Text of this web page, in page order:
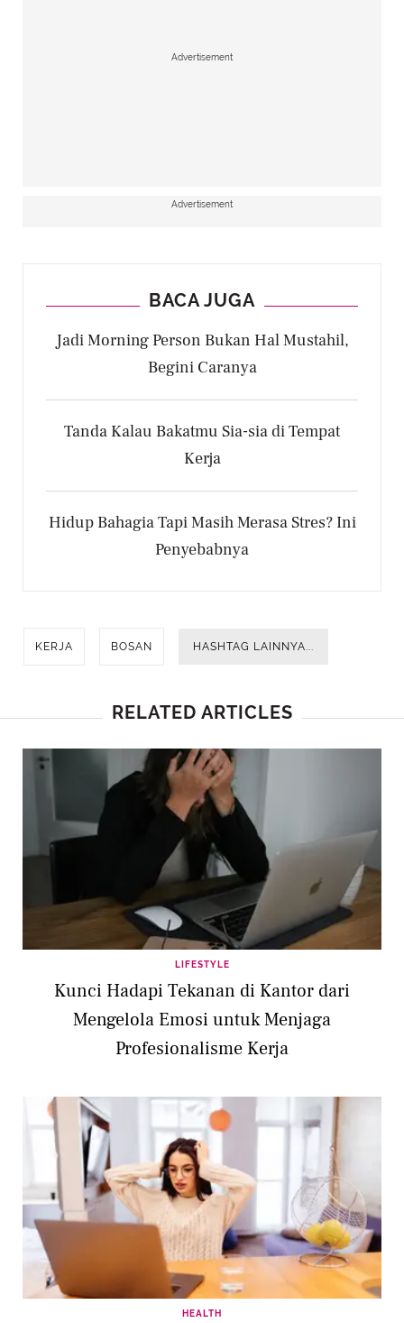
Advertisement
Advertisement
BACA JUGA
Jadi Morning Person Bukan Hal Mustahil,
Begini Caranya
Tanda Kalau Bakatmu Sia-sia di Tempat
Kerja
Hidup Bahagia Tapi Masih Merasa Stres? Ini
Penyebabnya
KERJA BOSAN HASHTAG LAINNYA...
RELATED ARTICLES
LIFESTYLE
Kunci Hadapi Tekanan di Kantor dari
Mengelola Emosi untuk Menjaga
Profesionalisme Kerja
HEALTH